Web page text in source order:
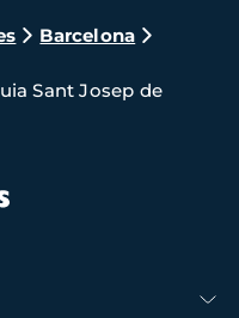
Barcelona
Sant Josep de